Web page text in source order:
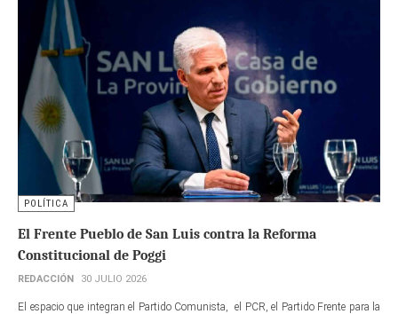
POLÍTICA
El Frente Pueblo de San Luis contra la Reforma
Constitucional de Poggi
REDACCIÓN 30 JULIO 2026
El espacio que integran el Partido Comunista, el PCR, el Partido Frente para la